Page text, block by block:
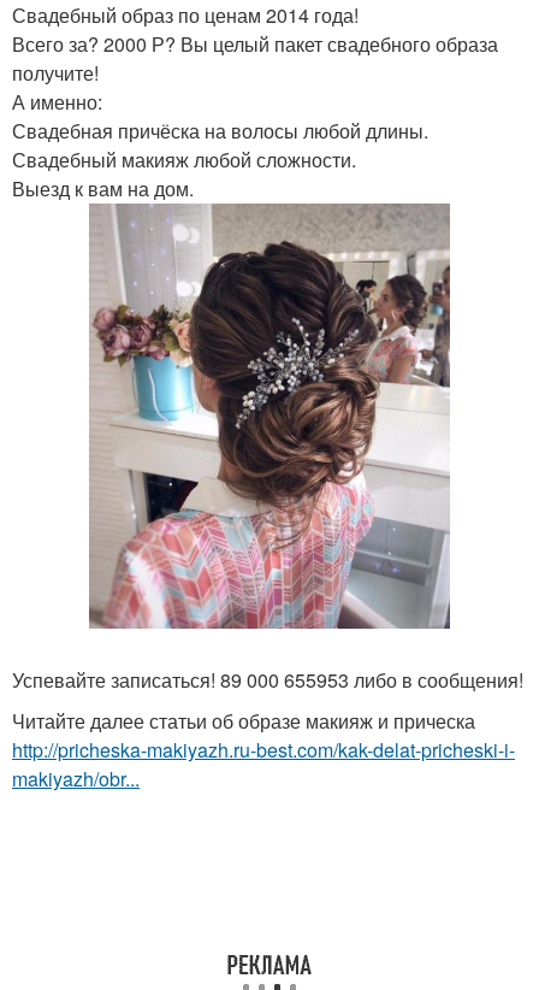
Свадебный образ по ценам 2014 года!
Всего за? 2000 Р? Вы целый пакет свадебного образа
получите!
А именно:
Свадебная причёска на волосы любой длины.
Свадебный макияж любой сложности.
Выезд к вам на дом.
Успевайте записаться! 89 000 655953 либо в сообщения!
Читайте далее статьи об образе макияж и прическа
http://pricheska-makiyazh.ru-best.com/kak-delat-pricheski-i-
makiyazh/obr...